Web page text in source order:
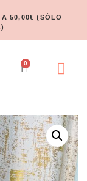
A 50,00€ (SÓLO
0